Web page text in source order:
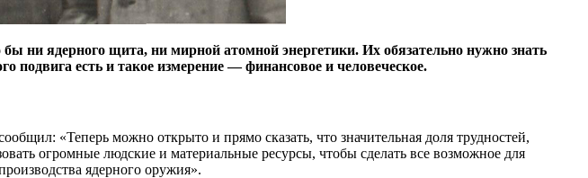
ни ядерного щита, ни мирной атомной энергетики. Их обязательно нужно знать
есть и такое измерение — ​финансовое и человеческое.
«Теперь можно открыто и прямо сказать, что значительная доля трудностей,
огромные людские и материальные ресурсы, чтобы сделать все возможное для
ядерного оружия».